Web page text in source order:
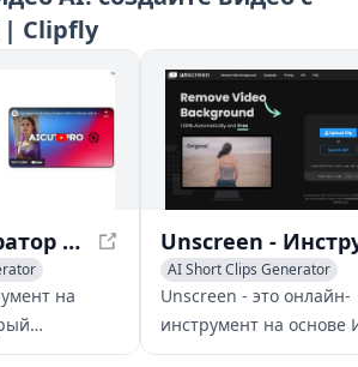
клипы. Он
и панель
текстовых описаний.
Clipfly
AICut - Генератор видео на основе ИИ для социальных сетей
на
AI Short Clips Generator
AI Background Remover
Unscreen - это онлайн-
инструмент на основе
который